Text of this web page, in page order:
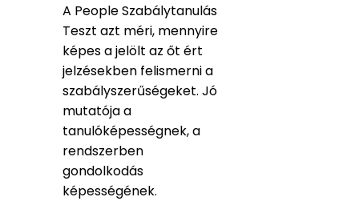
A People Szabálytanulás
Teszt azt méri, mennyire
képes a jelölt az őt ért
jelzésekben felismerni a
szabályszerűségeket. Jó
mutatója a
tanulóképességnek, a
rendszerben
gondolkodás
képességének.